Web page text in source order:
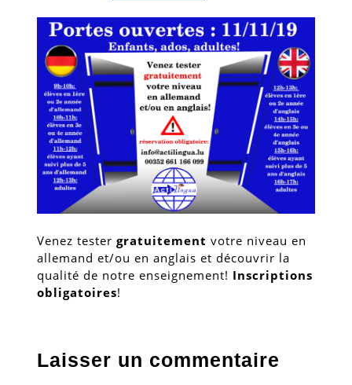
Venez tester gratuitement votre niveau en
allemand et/ou en anglais et découvrir la
qualité de notre enseignement! Inscriptions
obligatoires!
Laisser un commentaire